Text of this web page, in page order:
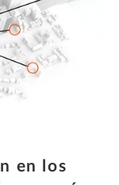
en los